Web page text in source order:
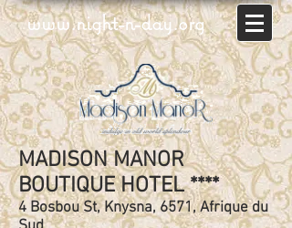
www.night-n-day.org
MADISON MANOR
BOUTIQUE HOTEL ****
4 Bosbou St, Knysna, 6571, Afrique du